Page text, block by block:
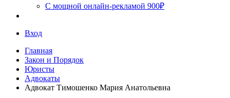
С мощной онлайн-рекламой 900₽
Вход
Главная
Закон и Порядок
Юристы
Адвокаты
Адвокат Тимошенко Мария Анатольевна